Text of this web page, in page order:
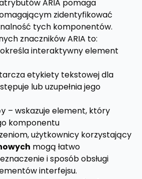
ARIA pomaga
zidentyfikować
tych komponentów.
znaczników ARIA to:
interaktywny element
etykiety tekstowej dla
lub uzupełnia jego
– wskazuje element, który
komponentu
użytkownicy korzystający
mogą łatwo
i sposób obsługi
interfejsu.